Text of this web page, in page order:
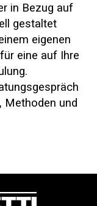
in Bezug auf
gestaltet
eigenen
eine auf Ihre
Methoden und